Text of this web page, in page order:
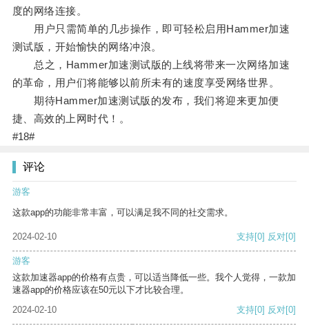
度的网络连接。
用户只需简单的几步操作，即可轻松启用Hammer加速
测试版，开始愉快的网络冲浪。
总之，Hammer加速测试版的上线将带来一次网络加速
的革命，用户们将能够以前所未有的速度享受网络世界。
期待Hammer加速测试版的发布，我们将迎来更加便
捷、高效的上网时代！。
#18#
评论
游客
这款app的功能非常丰富，可以满足我不同的社交需求。
2024-02-10 支持[0] 反对[0]
游客
这款加速器app的价格有点贵，可以适当降低一些。我个人觉得，一款加
速器app的价格应该在50元以下才比较合理。
2024-02-10
支持[0] 反对[0]